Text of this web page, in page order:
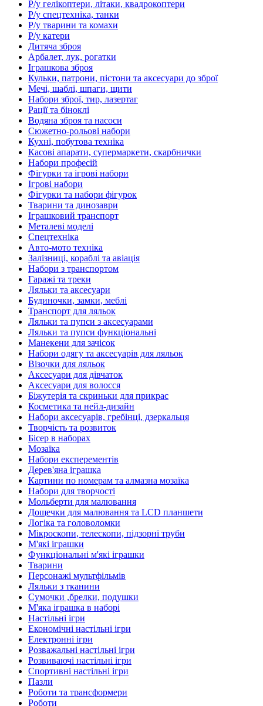
Р/у гелікоптери, літаки, квадрокоптери
Р/у спецтехніка, танки
Р/у тварини та комахи
Р/у катери
Дитяча зброя
Арбалет, лук, рогатки
Іграшкова зброя
Кульки, патрони, пістони та аксесуари до зброї
Мечі, шаблі, шпаги, щити
Набори зброї, тир, лазертаг
Рації та біноклі
Водяна зброя та насоси
Сюжетно-рольові набори
Кухні, побутова техніка
Касові апарати, супермаркети, скарбнички
Набори професій
Фігурки та ігрові набори
Ігрові набори
Фігурки та набори фігурок
Тварини та динозаври
Іграшковий транспорт
Металеві моделі
Спецтехніка
Авто-мото техніка
Залізниці, кораблі та авіація
Набори з транспортом
Гаражі та треки
Ляльки та аксесуари
Будиночки, замки, меблі
Транспорт для ляльок
Ляльки та пупси з аксесуарами
Ляльки та пупси функціональні
Манекени для зачісок
Набори одягу та аксесуарів для ляльок
Візочки для ляльок
Аксесуари для дівчаток
Аксесуари для волосся
Біжутерія та скриньки для прикрас
Косметика та нейл-дизайн
Набори аксесуарів, гребінці, дзеркальця
Творчість та розвиток
Бісер в наборах
Мозаїка
Набори експерементів
Дерев'яна іграшка
Картини по номерам та алмазна мозаїка
Набори для творчості
Мольберти для малювання
Дощечки для малювання та LCD планшети
Логіка та головоломки
Мікроскопи, телескопи, підзорні труби
М'які іграшки
Функціональні м'які іграшки
Тварини
Персонажі мультфільмів
Ляльки з тканини
Сумочки ,брелки, подушки
М'яка іграшка в наборі
Настільні ігри
Економічні настільні ігри
Електронні ігри
Розважальні настільні ігри
Розвиваючі настільні ігри
Спортивні настільні ігри
Пазли
Роботи та трансформери
Роботи